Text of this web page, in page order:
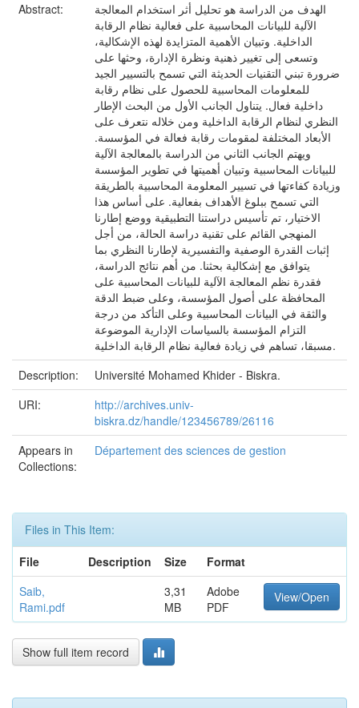
Abstract:
الهدف من الدراسة هو تحليل أثر استخدام المعالجة
الآلية للبيانات المحاسبية على فعالية نظام الرقابة
الداخلية. وتبيان الأهمية المتزايدة لهذه الإشكالية،
وتسعى إلى تغيير ذهنية ونظرة الإدارة، وحثها على
ضرورة تبني التقنيات الحديثة التي تسمح بالتسيير الجيد
للمعلومات المحاسبية للحصول على نظام رقابة
داخلية فعال. يتناول الجانب الأول من البحث الإطار
النظري لنظام الرقابة الداخلية ومن خلاله نتعرف على
الأبعاد المختلفة لمقومات رقابة فعالة في المؤسسة.
ويهتم الجانب الثاني من الدراسة بالمعالجة الآلية
للبيانات المحاسبية وتبيان أهميتها في تطوير المؤسسة
وزيادة كفاءتها في تسيير المعلومة المحاسبية بالطريقة
التي تسمح ببلوغ الأهداف بفعالية. على أساس هذا
الاختيار، تم تأسيس دراستنا التطبيقية ووضع إطارنا
المنهجي القائم على تقنية دراسة الحالة، من أجل
إثبات القدرة الوصفية والتفسيرية لإطارنا النظري بما
يتوافق مع إشكالية بحثنا. من أهم نتائج الدراسة،
فقدرة نظم المعالجة الآلية للبيانات المحاسبية على
المحافظة على أصول المؤسسة، وعلى ضبط الدقة
والثقة في البيانات المحاسبية وعلى التأكد من درجة
التزام المؤسسة بالسياسات الإدارية الموضوعة
مسبقا، تساهم في زيادة فعالية نظام الرقابة الداخلية.
Description:
Université Mohamed Khider - Biskra.
URI:
http://archives.univ-
biskra.dz/handle/123456789/26116
Appears in
Collections:
Département des sciences de gestion
Files in This Item:
File
Description Size
Format
Saib,
Rami.pdf
3,31
MB
Adobe
PDF
View/Open
Show full item record